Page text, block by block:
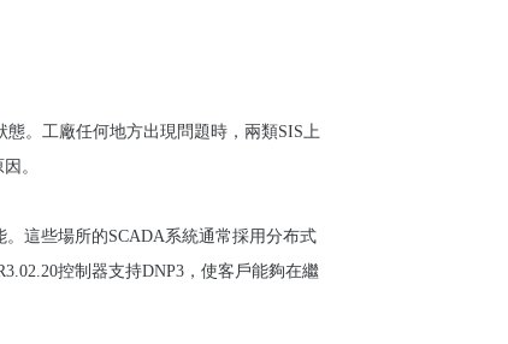
態。工廠任何地方出現問題時，兩類SIS上
。
這些場所的SCADA系統通常採用分布式
控制器支持DNP3，使客戶能夠在繼